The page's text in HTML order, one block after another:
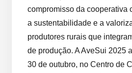
compromisso da cooperativa
a sustentabilidade e a
produtores rurais que
de produção. A AveSui 2025
30 de outubro, no Centro de